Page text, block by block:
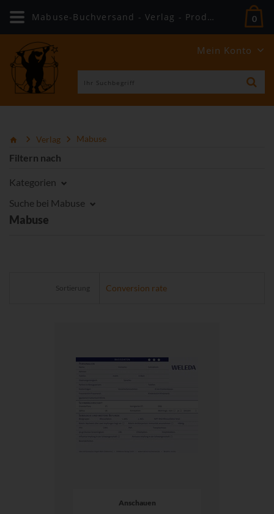
Mein Konto
0
Verlag Mabuse
Filtern nach
Kategorien
Suche bei Mabuse
Mabuse
Sortierung
Anschauen
Mabuse-Buchversand - Verlag - Produkte